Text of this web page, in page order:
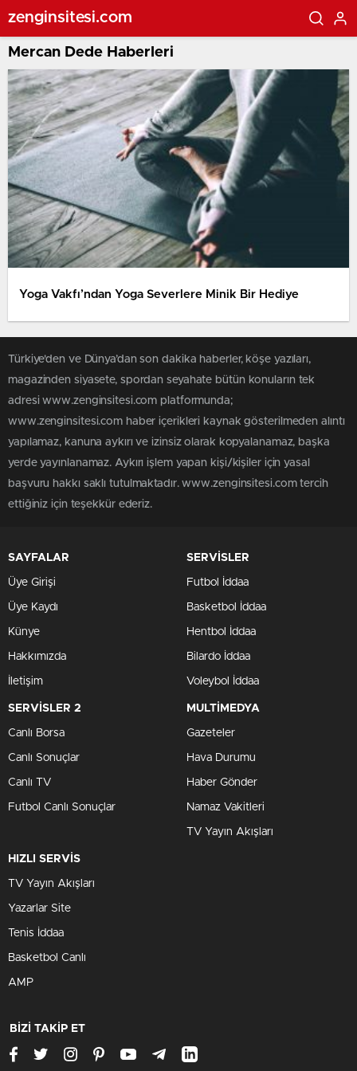
zenginsitesi.com
Mercan Dede Haberleri
Yoga Vakfı’ndan Yoga Severlere Minik Bir Hediye
Türkiye'den ve Dünya’dan son dakika haberler, köşe yazıları,
magazinden siyasete, spordan seyahate bütün konuların tek
adresi www.zenginsitesi.com platformunda;
www.zenginsitesi.com haber içerikleri kaynak gösterilmeden alıntı
yapılamaz, kanuna aykırı ve izinsiz olarak kopyalanamaz, başka
yerde yayınlanamaz. Aykırı işlem yapan kişi/kişiler için yasal
başvuru hakkı saklı tutulmaktadır. www.zenginsitesi.com tercih
ettiğiniz için teşekkür ederiz.
SAYFALAR
Üye Girişi
Üye Kaydı
Künye
Hakkımızda
İletişim
SERVİSLER
Futbol İddaa
Basketbol İddaa
Hentbol İddaa
Bilardo İddaa
Voleybol İddaa
SERVİSLER 2
Canlı Borsa
Canlı Sonuçlar
Canlı TV
Futbol Canlı Sonuçlar
MULTİMEDYA
Gazeteler
Hava Durumu
Haber Gönder
Namaz Vakitleri
TV Yayın Akışları
HIZLI SERVİS
TV Yayın Akışları
Yazarlar Site
Tenis İddaa
Basketbol Canlı
AMP
BİZİ TAKİP ET